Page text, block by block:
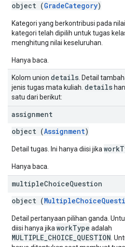
object (GradeCategory)
Kategori yang berkontribusi pada
kategori telah dipilih untuk tugas
menghitung nilai keseluruhan.
Hanya baca.
Kolom union details . Detail
jenis tugas mata kuliah. details
satu dari berikut:
assignment
object (Assignment)
Detail tugas. Ini hanya diisi jika
Hanya baca.
multipleChoiceQuestion
object (
Detail pertanyaan pilihan ganda.
diisi hanya jika workType adalah
MULTIPLE_CHOICE_QUESTION .